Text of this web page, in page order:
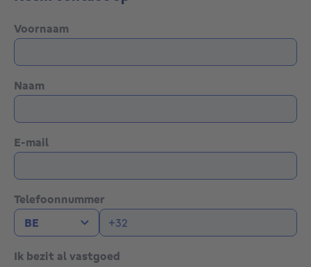
Voornaam
Naam
E-mail
Telefoonnummer
Ik bezit al vastgoed